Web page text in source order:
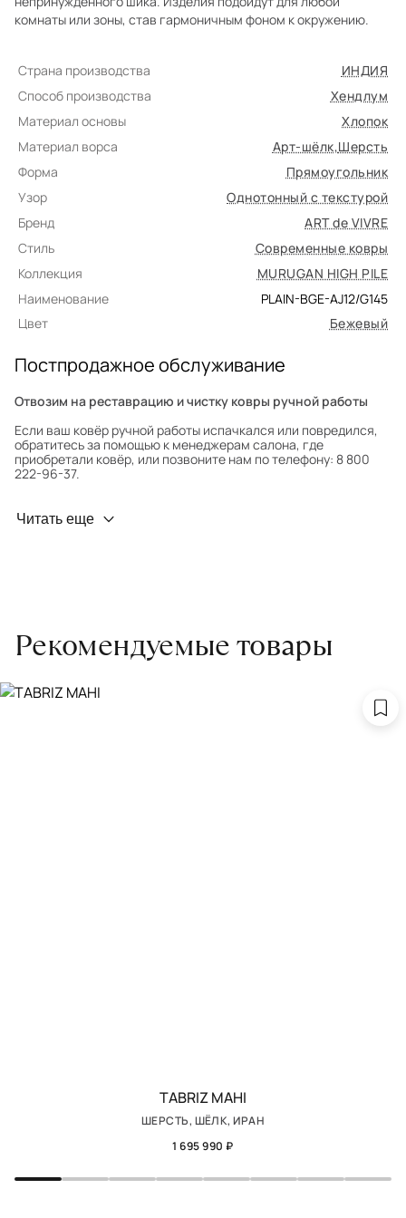
комнаты или зоны, став гармоничным фоном к окружению.
Страна производства
ИНДИЯ
Способ производства
Хендлум
Материал основы
Хлопок
Материал ворса
Арт-шёлк,Шерсть
Форма
Прямоугольник
Узор
Однотонный с текстурой
Бренд
ART de VIVRE
Стиль
Современные ковры
Коллекция
MURUGAN HIGH PILE
Наименование
PLAIN-BGE-AJ12/G145
Цвет
Бежевый
Постпродажное обслуживание
Отвозим на реставрацию и чистку ковры ручной работы
Если ваш ковёр ручной работы испачкался или повредился,
обратитесь за помощью к менеджерам салона, где
приобретали ковёр, или позвоните нам по телефону: 8 800
222-96-37.
Профилактика износа
заборе ковра экспертом либо привозите его в салон.
Читать еще
Рекомендуемые товары
TABRIZ MAHI
ШЕРСТЬ, ШЁЛК, ИРАН
1 695 990 ₽